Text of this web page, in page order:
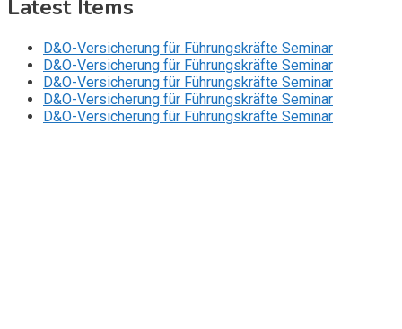
Latest Items
D&O-Versicherung für Führungskräfte Seminar
D&O-Versicherung für Führungskräfte Seminar
D&O-Versicherung für Führungskräfte Seminar
D&O-Versicherung für Führungskräfte Seminar
D&O-Versicherung für Führungskräfte Seminar